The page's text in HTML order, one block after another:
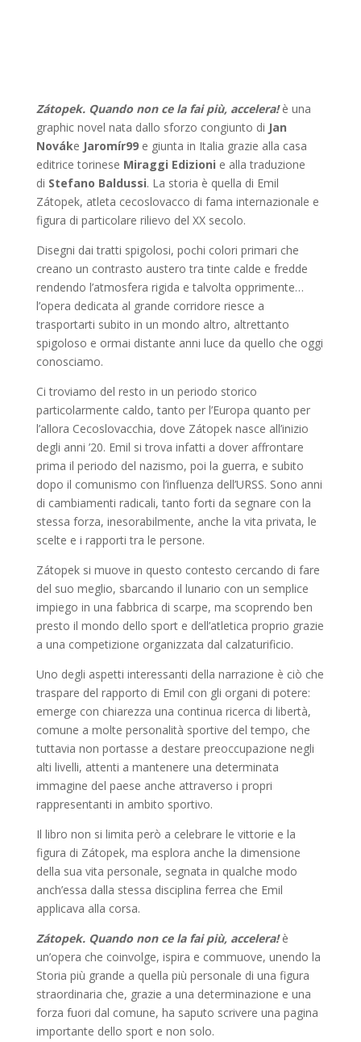
Zátopek. Quando non ce la fai più, accelera!è una
graphic novel nata dallo sforzo congiunto di Jan
Nováke Jaromír99 e giunta in Italia grazie alla casa
editrice torinese Miraggi Edizioni e alla traduzione
di Stefano Baldussi. La storia è quella di Emil
Zátopek, atleta cecoslovacco di fama internazionale e
figura di particolare rilievo del XX secolo.
Disegni dai tratti spigolosi, pochi colori primari che
creano un contrasto austero tra tinte calde e fredde
rendendo l’atmosfera rigida e talvolta opprimente…
l’opera dedicata al grande corridore riesce a
trasportarti subito in un mondo altro, altrettanto
spigoloso e ormai distante anni luce da quello che oggi
conosciamo.
Ci troviamo del resto in un periodo storico
particolarmente caldo, tanto per l’Europa quanto per
l’allora Cecoslovacchia, dove Zátopek nasce all’inizio
degli anni ’20. Emil si trova infatti a dover affrontare
prima il periodo del nazismo, poi la guerra, e subito
dopo il comunismo con l’influenza dell’URSS. Sono anni
di cambiamenti radicali, tanto forti da segnare con la
stessa forza, inesorabilmente, anche la vita privata, le
scelte e i rapporti tra le persone.
Zátopek si muove in questo contesto cercando di fare
del suo meglio, sbarcando il lunario con un semplice
impiego in una fabbrica di scarpe, ma scoprendo ben
presto il mondo dello sport e dell’atletica proprio grazie
a una competizione organizzata dal calzaturificio.
Uno degli aspetti interessanti della narrazione è ciò che
traspare del rapporto di Emil con gli organi di potere:
emerge con chiarezza una continua ricerca di libertà,
comune a molte personalità sportive del tempo, che
tuttavia non portasse a destare preoccupazione negli
alti livelli, attenti a mantenere una determinata
immagine del paese anche attraverso i propri
rappresentanti in ambito sportivo.
Il libro non si limita però a celebrare le vittorie e la
figura di Zátopek, ma esplora anche la dimensione
della sua vita personale, segnata in qualche modo
anch’essa dalla stessa disciplina ferrea che Emil
applicava alla corsa.
Zátopek. Quando non ce la fai più, accelera!è
un’opera che coinvolge, ispira e commuove, unendo la
Storia più grande a quella più personale di una figura
straordinaria che, grazie a una determinazione e una
forza fuori dal comune, ha saputo scrivere una pagina
importante dello sport e non solo.